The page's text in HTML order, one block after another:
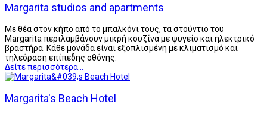
Margarita studios and apartments
Με θέα στον κήπο από το μπαλκόνι τους, τα στούντιο του
Margarita περιλαμβάνουν μικρή κουζίνα με ψυγείο και ηλεκτρικό
βραστήρα. Κάθε μονάδα είναι εξοπλισμένη με κλιματισμό και
τηλεόραση επίπεδης οθόνης.
Δείτε περισσότερα...
Margarita's Beach Hotel